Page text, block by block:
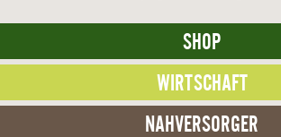
SHOP
WIRTSCHAFT
NAHVERSORGER